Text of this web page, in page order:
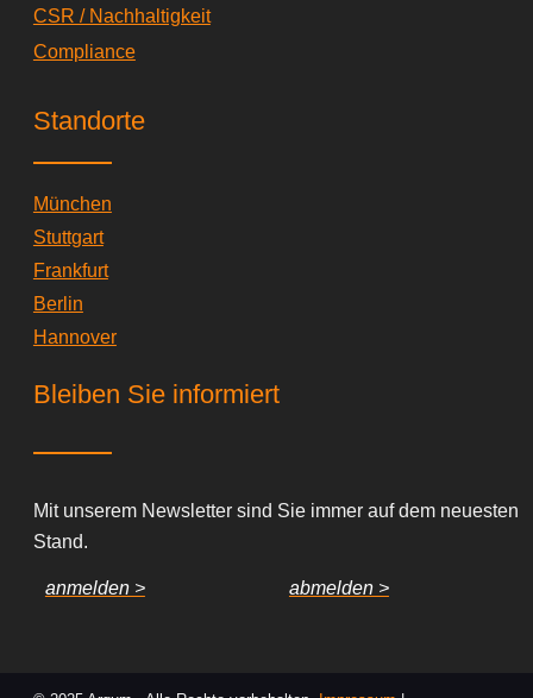
CSR / Nachhaltigkeit
Compliance
Standorte
München
Stuttgart
Frankfurt
Berlin
Hannover
Bleiben Sie informiert
Mit unserem Newsletter sind Sie immer auf dem neuesten
Stand.
anmelden > abmelden >